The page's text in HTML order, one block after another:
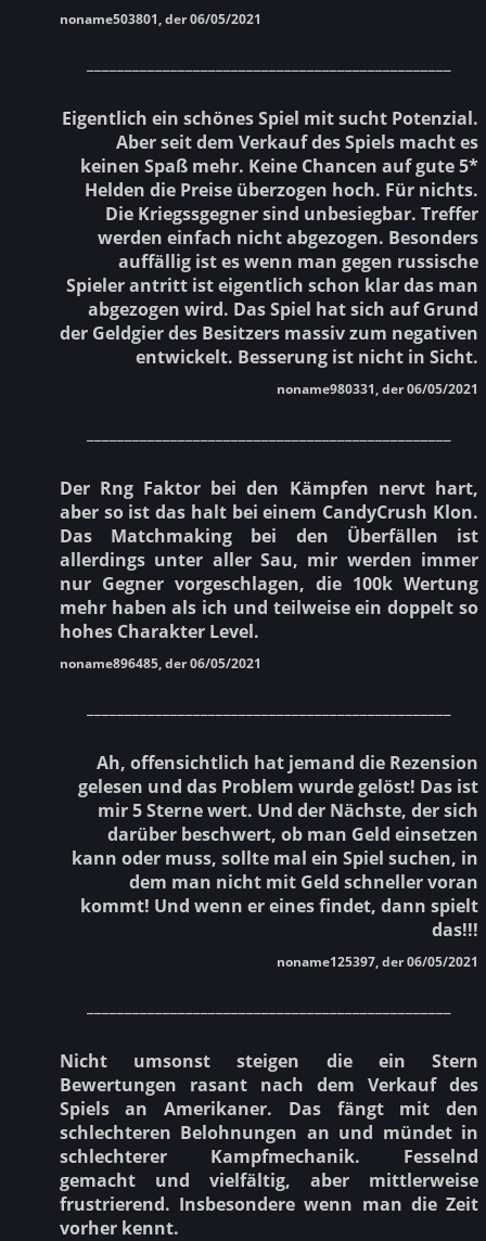
noname503801, der 06/05/2021
Eigentlich ein schönes Spiel mit sucht Potenzial.
Aber seit dem Verkauf des Spiels macht es
keinen Spaß mehr. Keine Chancen auf gute 5*
Helden die Preise überzogen hoch. Für nichts.
Die Kriegssgegner sind unbesiegbar. Treffer
werden einfach nicht abgezogen. Besonders
auffällig ist es wenn man gegen russische
Spieler antritt ist eigentlich schon klar das man
abgezogen wird. Das Spiel hat sich auf Grund
der Geldgier des Besitzers massiv zum negativen
entwickelt. Besserung ist nicht in Sicht.
noname980331, der 06/05/2021
Der Rng Faktor bei den Kämpfen nervt hart,
aber so ist das halt bei einem CandyCrush Klon.
Das Matchmaking bei den Überfällen ist
allerdings unter aller Sau, mir werden immer
nur Gegner vorgeschlagen, die 100k Wertung
mehr haben als ich und teilweise ein doppelt so
hohes Charakter Level.
noname896485, der 06/05/2021
Ah, offensichtlich hat jemand die Rezension
gelesen und das Problem wurde gelöst! Das ist
mir 5 Sterne wert. Und der Nächste, der sich
darüber beschwert, ob man Geld einsetzen
kann oder muss, sollte mal ein Spiel suchen, in
dem man nicht mit Geld schneller voran
kommt! Und wenn er eines findet, dann spielt
das!!!
noname125397, der 06/05/2021
Nicht umsonst steigen die ein Stern
Bewertungen rasant nach dem Verkauf des
Spiels an Amerikaner. Das fängt mit den
schlechteren Belohnungen an und mündet in
schlechterer Kampfmechanik. Fesselnd
gemacht und vielfältig, aber mittlerweise
frustrierend. Insbesondere wenn man die Zeit
vorher kennt.